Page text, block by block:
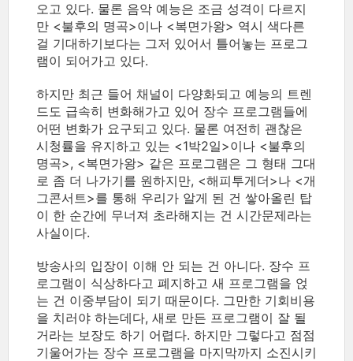
오고 있다. 물론 음악 예능은 조금 성격이 다르지
만 <불후의 명곡>이나 <복면가왕> 역시 색다른
걸 기대하기보다는 그저 있어서 틀어놓는 프로그
램이 되어가고 있다.
하지만 최근 들어 채널이 다양화되고 예능의 트렌
드도 급속히 변화해가고 있어 장수 프로그램들에
어떤 변화가 요구되고 있다. 물론 여전히 괜찮은
시청률을 유지하고 있는 <1박2일>이나 <불후의
명곡>, <복면가왕> 같은 프로그램은 그 형태 그대
로 좀 더 나가기를 원하지만, <해피투게더>나 <개
그콘서트>를 통해 우리가 알게 된 건 쌓아올린 탑
이 한 순간에 무너져 초라해지는 건 시간문제라는
사실이다.
방송사의 입장이 이해 안 되는 건 아니다. 장수 프
로그램이 식상하다고 폐지하고 새 프로그램을 얹
는 건 이중부담이 되기 때문이다. 그만한 기회비용
을 치러야 하는데다, 새로 만든 프로그램이 잘 될
거라는 보장도 하기 어렵다. 하지만 그렇다고 점점
기울어가는 장수 프로그램을 마지막까지 소진시키